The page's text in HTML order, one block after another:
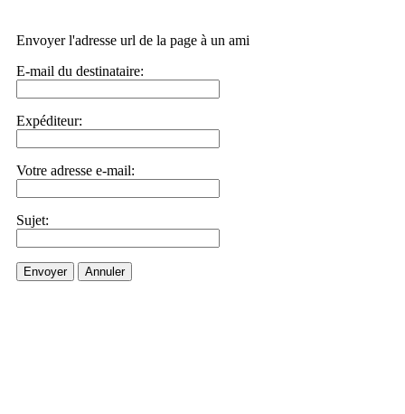
Envoyer l'adresse url de la page à un ami
E-mail du destinataire:
Expéditeur:
Votre adresse e-mail:
Sujet:
Envoyer Annuler